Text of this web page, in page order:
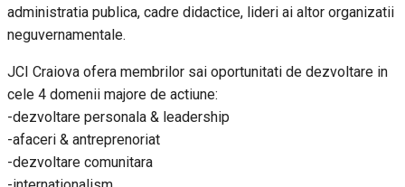
administratia publica, cadre didactice, lideri ai altor organizatii
neguvernamentale.
JCI Craiova ofera membrilor sai oportunitati de dezvoltare in
cele 4 domenii majore de actiune:
-dezvoltare personala & leadership
-afaceri & antreprenoriat
-dezvoltare comunitara